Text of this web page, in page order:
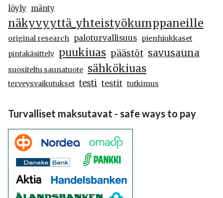
löyly mänty
näkyvyyttä_yhteistyökumppaneille
original research paloturvallisuus pienhiukkaset
pintakäsittely puukiuas päästöt savusauna
suositeltu saunatuote sähkökiuas
terveysvaikutukset testi testit tutkimus
Turvalliset maksutavat - safe ways to pay